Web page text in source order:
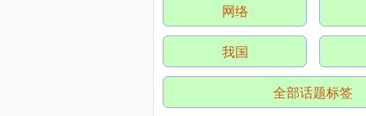
网络
我国
全部话题标签